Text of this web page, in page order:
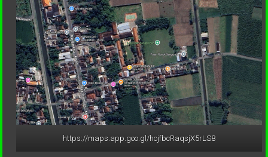
https://maps.app.goo.gl/hojfbcRaqsjX5rLS8